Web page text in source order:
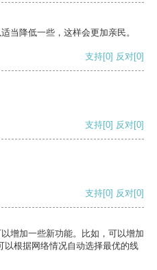
当降低一些，这样会更加亲民。
支持[0] 反对[0]
支持[0] 反对[0]
支持[0] 反对[0]
增加一些新功能。比如，可以增加
以根据网络情况自动选择最优的线